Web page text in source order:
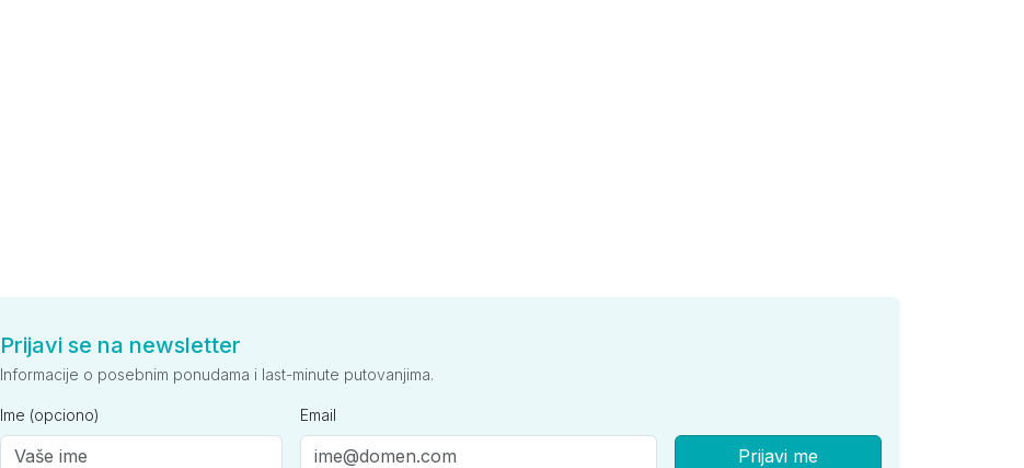
Prijavi se na newsletter
Informacije o posebnim ponudama i last-minute putovanjima.
Ime (opciono) Email
Prijavi me